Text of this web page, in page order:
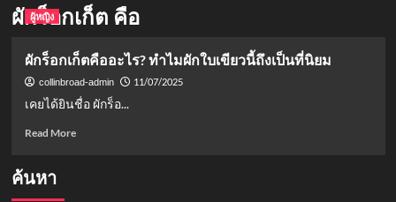
ผักร็อกเก็ต คือ
ผู้หญิง
ผักร็อกเก็ตคืออะไร? ทำไมผักใบเขียวนี้ถึงเป็นที่นิยม
collinbroad-admin 11/07/2025
เคยได้ยินชื่อ ผักร็อ...
Read MoreRead
ค้นหา